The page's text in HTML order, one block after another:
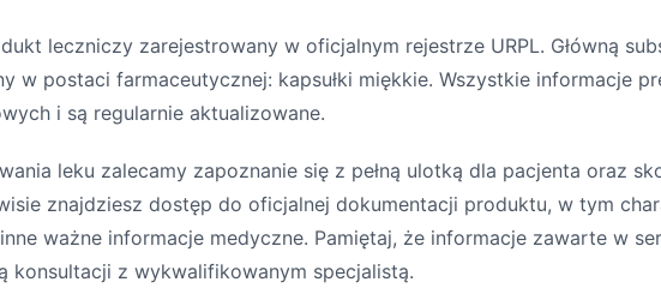
leczniczy zarejestrowany w oficjalnym rejestrze URPL. Główną
w postaci farmaceutycznej: kapsułki miękkie. Wszystkie informacje
i są regularnie aktualizowane.
leku zalecamy zapoznanie się z pełną ulotką dla pacjenta oraz
znajdziesz dostęp do oficjalnej dokumentacji produktu, w tym
ważne informacje medyczne. Pamiętaj, że informacje zawarte w
konsultacji z wykwalifikowanym specjalistą.